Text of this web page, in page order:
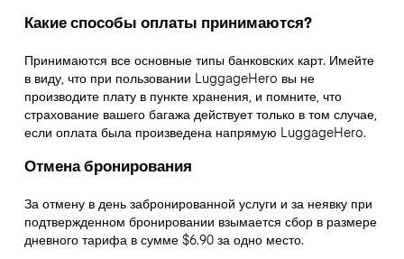
Какие способы оплаты принимаются?
Принимаются все основные типы банковских карт. Имейте
в виду, что при пользовании LuggageHero вы не
производите плату в пункте хранения, и помните, что
страхование вашего багажа действует только в том случае,
если оплата была произведена напрямую LuggageHero.
Отмена бронирования
За отмену в день забронированной услуги и за неявку при
подтвержденном бронировании взымается сбор в размере
дневного тарифа в сумме $6.90 за одно место.